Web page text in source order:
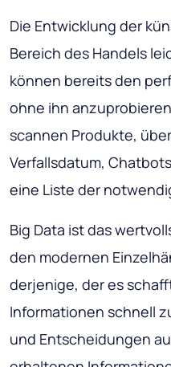
Die Entwicklung der
Bereich des Handels
können bereits den
ohne ihn
scannen Produkte,
Verfallsdatum,
eine Liste der
Big Data ist das
den modernen
derjenige, der es
Informationen schnell
und Entscheidungen